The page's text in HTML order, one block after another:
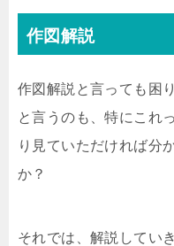
作図解説
作図解説と言っても困
と言うのも、特にこれ
り見ていただければ分
か？
それでは、解説してい